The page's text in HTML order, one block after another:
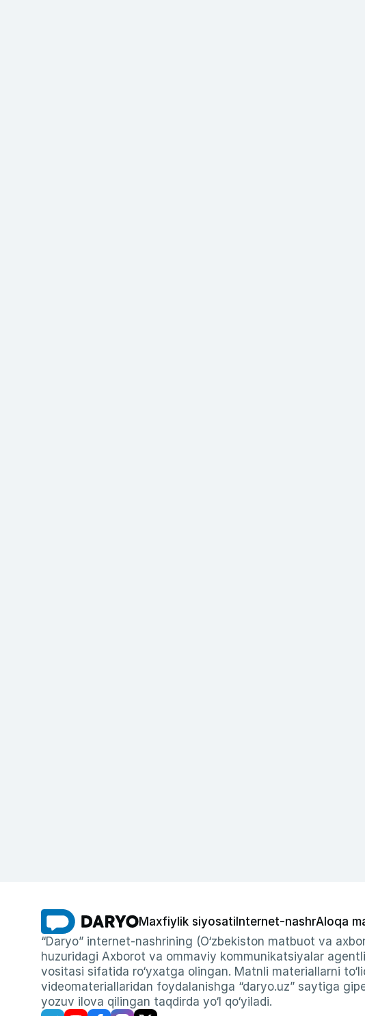
Maxfiylik siyosati Internet-nashrAloqa
“Daryo” internet-nashrining (O‘zbekiston matbuot va
huzuridagi Axborot va ommaviy kommunikatsiyalar
vositasi sifatida ro‘yxatga olingan. Matnli materiallarni
videomateriallaridan foydalanishga “daryo.uz” saytiga
yozuv ilova qilingan taqdirda yo‘l qo‘yiladi.